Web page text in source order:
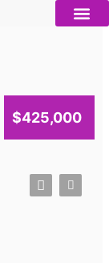
$425,000